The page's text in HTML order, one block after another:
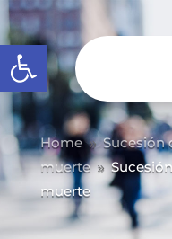
Abrir barra de
Home 9 Sucesión
muerte 9
muerte